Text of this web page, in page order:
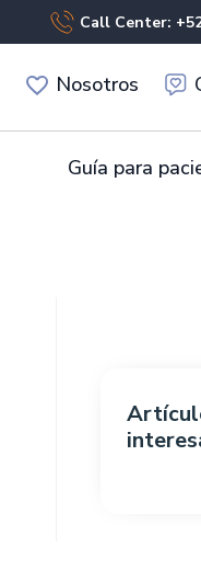
Call Center:
Nosotros
Guía para